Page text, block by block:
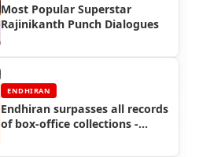
Most Popular Superstar
Rajinikanth Punch Dialogues
ENDHIRAN
Endhiran surpasses all records
of box-office collections -